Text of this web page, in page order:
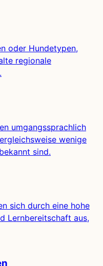
oder Hundetypen,
regionale
umgangssprachlich
wenige
sind.
sich durch eine hohe
Lernbereitschaft aus,